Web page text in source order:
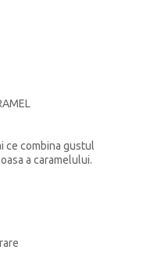
ce combina gustul
a caramelului.